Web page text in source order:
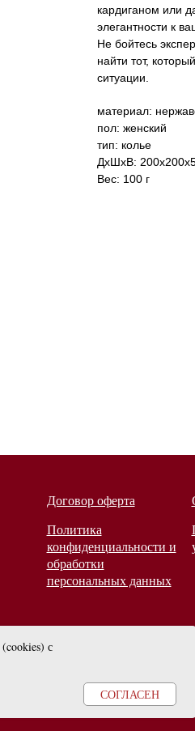
кардиганом или
элегантности к
Не бойтесь
найти тот,
ситуации.
материал:
пол: женский
тип: колье
ДxШxВ:
Вес: 100 г
(cookies) с
СОГЛАСЕН
Договор оферта
Политика
конфиденциальности и
обработки
персональных данных